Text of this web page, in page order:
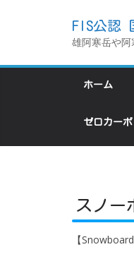
ン
キ
FIS公認
雄阿寒岳や阿
ホーム
ゼロカー
スノー
【